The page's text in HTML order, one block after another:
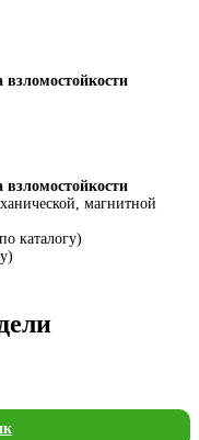
магнитной
каталогу)